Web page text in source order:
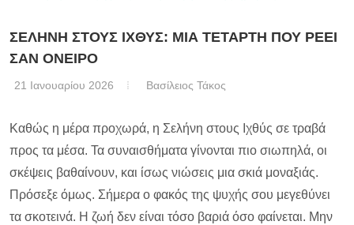
ΣΕΛΗΝΗ ΣΤΟΥΣ ΙΧΘΥΣ: ΜΙΑ ΤΕΤΑΡΤΗ ΠΟΥ ΡΕΕΙ
ΣΑΝ ΟΝΕΙΡΟ
21 Ιανουαρίου 2026 Βασίλειος Τάκος
Καθώς η μέρα προχωρά, η Σελήνη στους Ιχθύς σε τραβά
προς τα μέσα. Τα συναισθήματα γίνονται πιο σιωπηλά, οι
σκέψεις βαθαίνουν, και ίσως νιώσεις μια σκιά μοναξιάς.
Πρόσεξε όμως. Σήμερα ο φακός της ψυχής σου μεγεθύνει
τα σκοτεινά. Η ζωή δεν είναι τόσο βαριά όσο φαίνεται. Μην